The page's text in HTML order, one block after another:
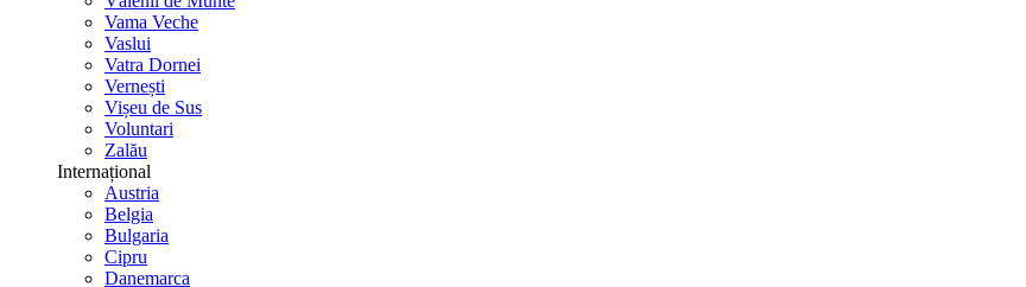
Vama Veche
Vaslui
Vatra Dornei
Vernești
Vișeu de Sus
Voluntari
Zalău
Internațional
Austria
Belgia
Bulgaria
Cipru
Danemarca